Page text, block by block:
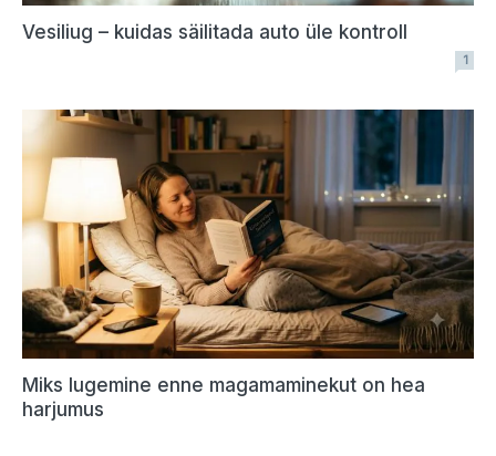
Vesiliug – kuidas säilitada auto üle kontroll
1
Miks lugemine enne magamaminekut on hea
harjumus